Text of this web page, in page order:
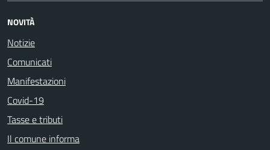
NOVITÀ
Notizie
Comunicati
Manifestazioni
Covid-19
Tasse e tributi
Il comune informa